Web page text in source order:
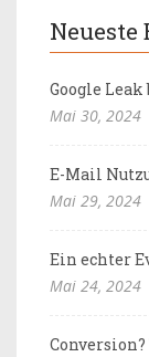
Neueste
Google
Mai 30, 2024
E-Mail
Mai 29, 2024
Ein echter
Mai 24, 2024